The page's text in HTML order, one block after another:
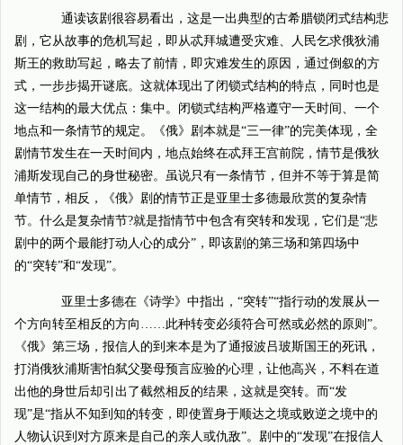
通读该剧很容易看出，这是一出典型的古希腊锁闭式结构悲
剧，它从故事的危机写起，即从忒拜城遭受灾难、人民乞求俄狄浦
斯王的救助写起，略去了前情，即灾难发生的原因，通过倒叙的方
式，一步步揭开谜底。这就体现出了闭锁式结构的特点，同时也是
这一结构的最大优点：集中。闭锁式结构严格遵守一天时间、一个
地点和一条情节的规定。《俄》剧本就是“三一律”的完美体现，全
剧情节发生在一天时间内，地点始终在忒拜王宫前院，情节是俄狄
浦斯发现自己的身世秘密。虽说只有一条情节，但并不等于算是简
单情节，相反，《俄》剧的情节正是亚里士多德最欣赏的复杂情
节。什么是复杂情节?就是指情节中包含有突转和发现，它们是“悲
剧中的两个最能打动人心的成分”，即该剧的第三场和第四场中
的“突转”和“发现”。
亚里士多德在《诗学》中指出，“突转”“指行动的发展从一
个方向转至相反的方向……此种转变必须符合可然或必然的原则”。
《俄》第三场，报信人的到来本是为了通报波吕玻斯国王的死讯，
打消俄狄浦斯害怕弑父娶母预言应验的心理，让他高兴，不料在道
出他的身世后却引出了截然相反的结果，这就是突转。而“发
现”是“指从不知到知的转变，即使置身于顺达之境或败逆之境中的
人物认识到对方原来是自己的亲人或仇敌”。剧中的“发现”在报信人